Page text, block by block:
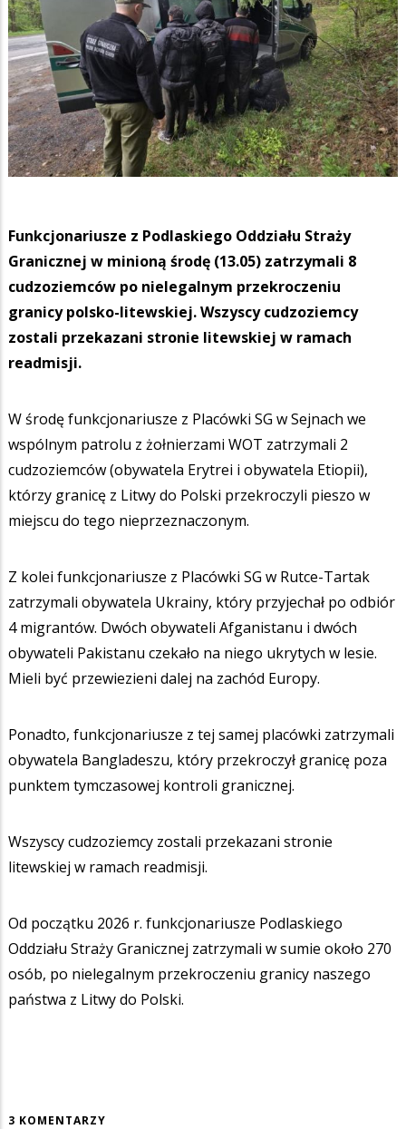
Funkcjonariusze z Podlaskiego Oddziału Straży
Granicznej w minioną środę (13.05) zatrzymali 8
cudzoziemców po nielegalnym przekroczeniu
granicy polsko-litewskiej. Wszyscy cudzoziemcy
zostali przekazani stronie litewskiej w ramach
readmisji.
W środę funkcjonariusze z Placówki SG w Sejnach we
wspólnym patrolu z żołnierzami WOT zatrzymali 2
cudzoziemców (obywatela Erytrei i obywatela Etiopii),
którzy granicę z Litwy do Polski przekroczyli pieszo w
miejscu do tego nieprzeznaczonym.
Z kolei funkcjonariusze z Placówki SG w Rutce-Tartak
zatrzymali obywatela Ukrainy, który przyjechał po odbiór
4 migrantów. Dwóch obywateli Afganistanu i dwóch
obywateli Pakistanu czekało na niego ukrytych w lesie.
Mieli być przewiezieni dalej na zachód Europy.
Ponadto, funkcjonariusze z tej samej placówki zatrzymali
obywatela Bangladeszu, który przekroczył granicę poza
punktem tymczasowej kontroli granicznej.
Wszyscy cudzoziemcy zostali przekazani stronie
litewskiej w ramach readmisji.
Od początku 2026 r. funkcjonariusze Podlaskiego
Oddziału Straży Granicznej zatrzymali w sumie około 270
osób, po nielegalnym przekroczeniu granicy naszego
państwa z Litwy do Polski.
3 KOMENTARZY